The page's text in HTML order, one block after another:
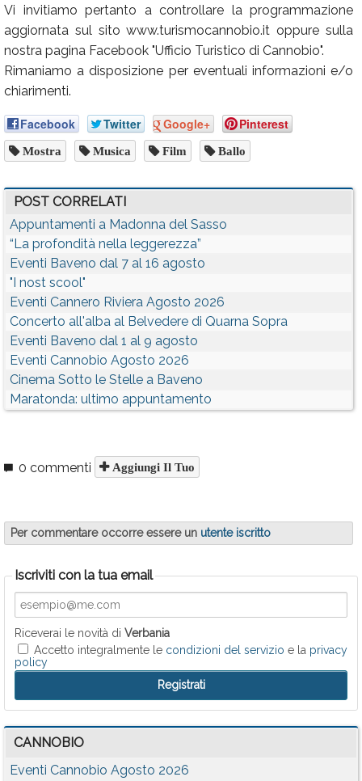
Vi invitiamo pertanto a controllare la programmazione
aggiornata sul sito www.turismocannobio.it oppure sulla
nostra pagina Facebook "Ufficio Turistico di Cannobio".
Rimaniamo a disposizione per eventuali informazioni e/o
chiarimenti.
Facebook Twitter Google+ Pinterest
Mostra Musica Film Ballo
POST CORRELATI
Appuntamenti a Madonna del Sasso
“La profondità nella leggerezza”
Eventi Baveno dal 7 al 16 agosto
"I nost scool"
Eventi Cannero Riviera Agosto 2026
Concerto all'alba al Belvedere di Quarna Sopra
Eventi Baveno dal 1 al 9 agosto
Eventi Cannobio Agosto 2026
Cinema Sotto le Stelle a Baveno
Maratonda: ultimo appuntamento
0 commenti Aggiungi Il Tuo
Per commentare occorre essere un utente iscritto
Iscriviti con la tua email
Riceverai le novità di Verbania
Accetto integralmente le condizioni del servizio e la privacy
policy
CANNOBIO
Eventi Cannobio Agosto 2026